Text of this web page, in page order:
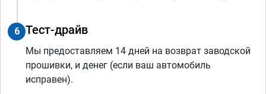
6 Тест-драйв
Мы предоставляем 14 дней на возврат заводской
прошивки, и денег (если ваш автомобиль
исправен).